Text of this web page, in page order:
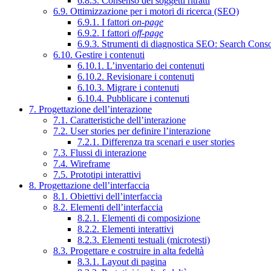
6.9. Ottimizzazione per i motori di ricerca (SEO)
6.9.1. I fattori on-page
6.9.2. I fattori off-page
6.9.3. Strumenti di diagnostica SEO: Search
6.10. Gestire i contenuti
6.10.1. L’inventario dei contenuti
6.10.2. Revisionare i contenuti
6.10.3. Migrare i contenuti
6.10.4. Pubblicare i contenuti
7. Progettazione dell’interazione
7.1. Caratteristiche dell’interazione
7.2. User stories per definire l’interazione
7.2.1. Differenza tra scenari e user stories
7.3. Flussi di interazione
7.4. Wireframe
7.5. Prototipi interattivi
8. Progettazione dell’interfaccia
8.1. Obiettivi dell’interfaccia
8.2. Elementi dell’interfaccia
8.2.1. Elementi di composizione
8.2.2. Elementi interattivi
8.2.3. Elementi testuali (microtesti)
8.3. Progettare e costruire in alta fedeltà
8.3.1. Layout di pagina